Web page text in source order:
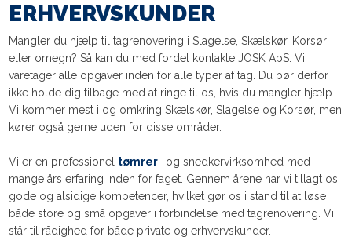
ERHVERVSKUNDER
​Mangler du hjælp til tagrenovering i Slagelse, Skælskør, Korsør
eller omegn? Så kan du med fordel kontakte JOSK ApS. Vi
varetager alle opgaver inden for alle typer af tag. Du bør derfor
ikke holde dig tilbage med at ringe til os, hvis du mangler hjælp.
Vi kommer mest i og omkring Skælskør, Slagelse og Korsør, men
kører også gerne uden for disse områder.
Vi er en professionel tømrer- og snedkervirksomhed med
mange års erfaring inden for faget. Gennem årene har vi tillagt os
gode og alsidige kompetencer, hvilket gør os i stand til at løse
både store og små opgaver i forbindelse med tagrenovering. Vi
står til rådighed for både private og erhvervskunder.